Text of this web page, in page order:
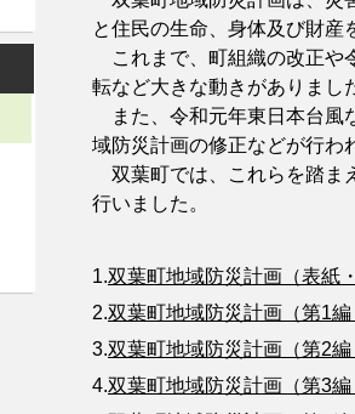
と住民の生命、身体及び財産
これまで、町組織の改正や
転など大きな動きがありまし
また、令和元年東日本台風
域防災計画の修正などが行わ
双葉町では、これらを踏ま
行いました。
1.双葉町地域防災計画（表紙
2.双葉町地域防災計画（第1
3.双葉町地域防災計画（第2
4.双葉町地域防災計画（第3